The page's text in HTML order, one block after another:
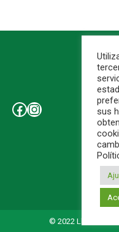
© 2022 Llardana.
sus